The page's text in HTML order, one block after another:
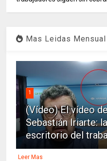
Mas Leidas Mensual
1
(Vídeo) El vídeo
Sebastián Iriarte:
escritorio del
Leer Mas